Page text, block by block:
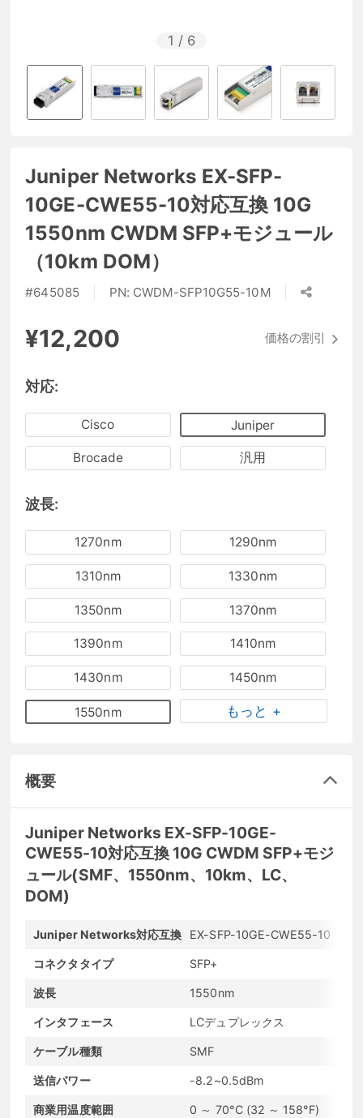
1 / 6
Juniper Networks EX-SFP-
10GE-CWE55-10対応互換 10G
1550nm CWDM SFP+モジュール
（10km DOM）
#645085 PN: CWDM-SFP10G55-10M
¥12,200 価格の割引
対応:
Cisco Juniper
Brocade 汎用
波長:
1270nm 1290nm
1310nm 1330nm
1350nm 1370nm
1390nm 1410nm
1430nm 1450nm
1550nm もっと +
概要
Juniper Networks EX-SFP-10GE-
CWE55-10対応互換 10G CWDM SFP+モジ
ュール(SMF、1550nm、10km、LC、
DOM)
Juniper Networks対応互換 EX-SFP-10GE-CWE55-10
コネクタタイプ SFP+
波長 1550nm
インタフェース LCデュプレックス
ケーブル種類 SMF
送信パワー -8.2~0.5dBm
商業用温度範囲 0 ～ 70°C (32 ～ 158°F)